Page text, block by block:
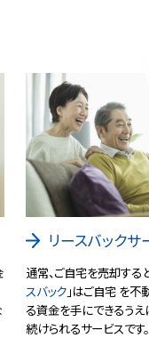
リースバックサ
通常、ご自宅を売却する
スバック」はご自宅 を不
る資金を手にできるうえ
続けられるサービスです。